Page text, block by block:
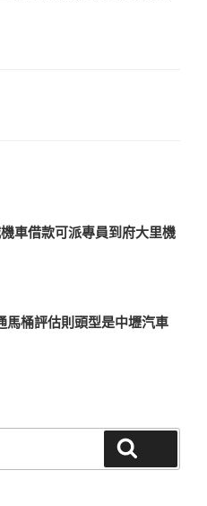
車借款可派專員到府大里機
馬桶評估則頭型是中壢汽車